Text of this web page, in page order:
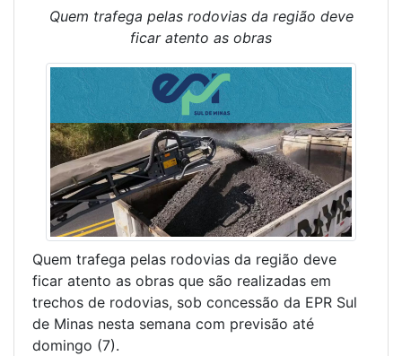
Quem trafega pelas rodovias da região deve
ficar atento as obras
Quem trafega pelas rodovias da região deve
ficar atento as obras que são realizadas em
trechos de rodovias, sob concessão da EPR Sul
de Minas nesta semana com previsão até
domingo (7).